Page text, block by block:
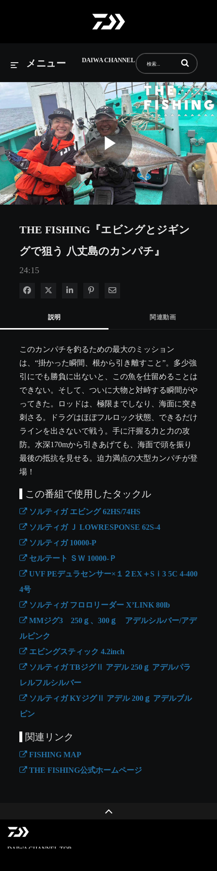
DAIWA CHANNEL
メニュー 動画の検索語句
Play
THE FISHING『エビングとジギン
グで狙う 八丈島のカンパチ』
24:15
Facebook で共有
Xで共有する
LinkedIn で共有
Pinterest に投稿
電子メールで共有
説明 関連動画
このカンパチを釣るための最大のミッション
は、“掛かった瞬間、根から引き離すこと”。多少強
引にでも勝負に出ないと、この魚を仕留めることは
できない。そして、ついに大物と対峙する瞬間がや
ってきた。ロッドは、極限までしなり、海面に突き
刺さる。ドラグはほぼフルロック状態、できるだけ
ラインを出さないで戦う。手に汗握る力と力の攻
防。水深170mから引きあげても、海面で頭を振り
最後の抵抗を見せる。迫力満点の大型カンパチが登
場！
この番組で使用したタックル
ソルティガ エビング 62HS/74HS
ソルティガ Ｊ LOWRESPONSE 62S-4
ソルティガ 10000-P
セルテート ＳＷ 10000-Ｐ
UVF PEデュラセンサー×１２EX＋Sｉ3 5C 4-400
4号
ソルティガ フロロリーダー X’LINK 80lb
MMジグ3 250ｇ、300ｇ アデルシルバー/アデ
ルピンク
エビングスティック 4.2inch
ソルティガ TBジグⅡ アデル 250ｇ アデルパラ
レルフルシルバー
ソルティガ KYジグⅡ アデル 200ｇ アデルブル
ピン
関連リンク
FISHING MAP
THE FISHING公式ホームページ
DAIWA CHANNEL TOP